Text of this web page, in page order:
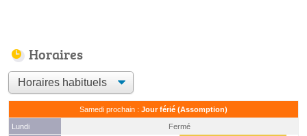
Horaires
Samedi prochain : Jour férié (Assomption)
Lundi
Fermé